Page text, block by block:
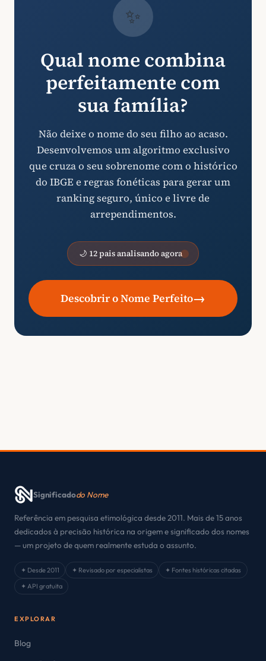
✨
Qual nome combina
perfeitamente com
sua família?
Não deixe o nome do seu filho ao acaso.
Desenvolvemos um algoritmo exclusivo
que cruza o seu sobrenome com o histórico
do IBGE e regras fonéticas para gerar um
ranking seguro, único e livre de
arrependimentos.
🌙 12 pais analisando agora
Descobrir o Nome Perfeito→
Significadodo Nome
Referência em pesquisa etimológica desde 2011. Mais de 15 anos
dedicados à precisão histórica na origem e significado dos nomes
— um projeto de quem realmente estuda o assunto.
✦ Desde 2011 ✦ Revisado por especialistas
✦ Fontes históricas citadas
✦ API gratuita
EXPLORAR
Blog